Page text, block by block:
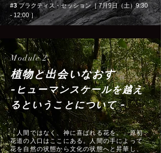
#3プラクティス・セッション［ 7月9日（土）9:30
- 12:00］
Module 2
植物と出会いなおす
-ヒューマンスケールを越え
るということについて -
「人間ではなく、神に喜ばれる花を。」原初
花道の入口はここにある。人間の手によって
花を自然の状態から文化の状態へと昇華し、